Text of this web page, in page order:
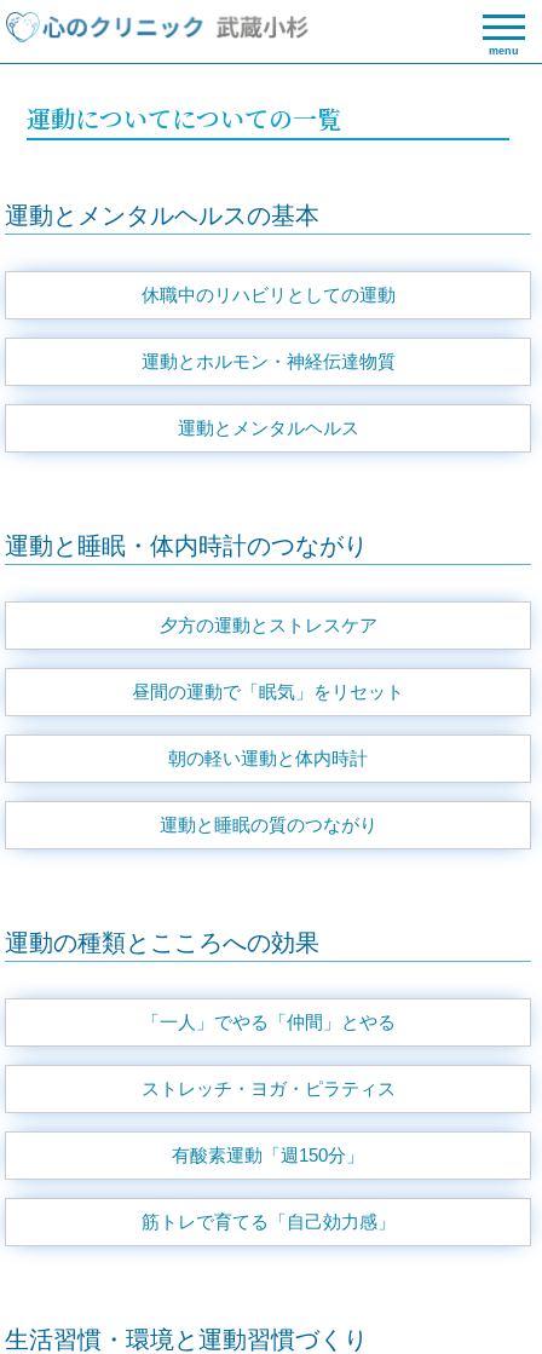
menu
運動についてについての一覧
運動とメンタルヘルスの基本
休職中のリハビリとしての運動
運動とホルモン・神経伝達物質
運動とメンタルヘルス
運動と睡眠・体内時計のつながり
夕方の運動とストレスケア
昼間の運動で「眠気」をリセット
朝の軽い運動と体内時計
運動と睡眠の質のつながり
運動の種類とこころへの効果
「一人」でやる「仲間」とやる
ストレッチ・ヨガ・ピラティス
有酸素運動「週150分」
筋トレで育てる「自己効力感」
生活習慣・環境と運動習慣づくり